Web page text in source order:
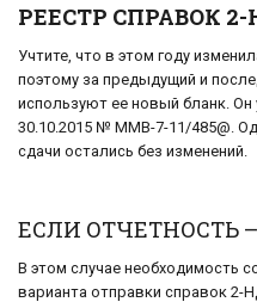
РЕЕСТР СПРАВОК 2-
Учтите, что в этом году
поэтому за предыдущий и
используют ее новый бланк.
30.10.2015 № ММВ-7-11/485@.
сдачи остались без изменений.
ЕСЛИ ОТЧЕТНОСТЬ
В этом случае необходимость
варианта отправки справок 2-